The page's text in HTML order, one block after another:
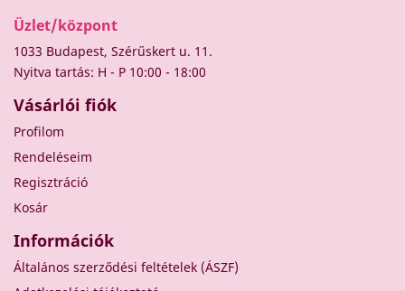
Üzlet/központ
1033 Budapest, Szérűskert u. 11.
Nyitva tartás: H - P 10:00 - 18:00
Vásárlói fiók
Profilom
Rendeléseim
Regisztráció
Kosár
Információk
Általános szerződési feltételek (ÁSZF)